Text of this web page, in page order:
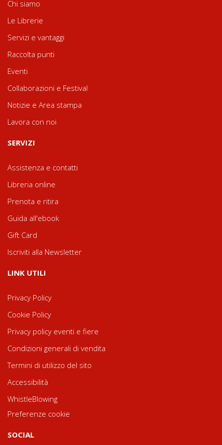
Chi siamo
Le Librerie
Servizi e vantaggi
Raccolta punti
Eventi
Collaborazioni e Festival
Notizie e Area stampa
Lavora con noi
SERVIZI
Assistenza e contatti
Libreria online
Prenota e ritira
Guida all'ebook
Gift Card
Iscriviti alla Newsletter
LINK UTILI
Privacy Policy
Cookie Policy
Privacy policy eventi e fiere
Condizioni generali di vendita
Termini di utilizzo del sito
Accessibilità
WhistleBlowing
Preferenze cookie
SOCIAL